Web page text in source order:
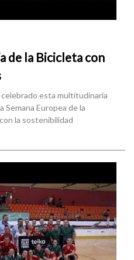
de la Bicicleta con
esta multitudinaria
Semana Europea de la
la sostenibilidad